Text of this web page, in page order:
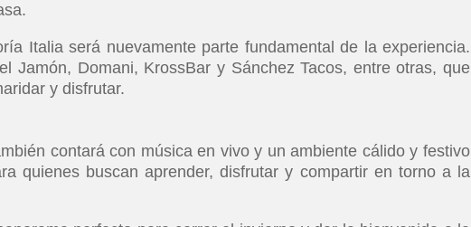
Italia será nuevamente parte fundamental de la experiencia.
Jamón, Domani, KrossBar y Sánchez Tacos, entre otras, que
y disfrutar.
contará con música en vivo y un ambiente cálido y festivo
quienes buscan aprender, disfrutar y compartir en torno a la